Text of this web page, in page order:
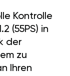
Kontrolle
(55PS) in
der
zu
Ihren